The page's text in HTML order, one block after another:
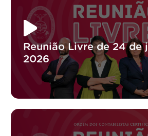
Reunião Livre de 24 de
2026